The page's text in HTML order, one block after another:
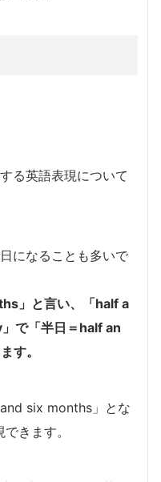
る英語表現について
になることも多いで
」と言い、「half a
で「半日＝half an
す。
six months」とな
きます。